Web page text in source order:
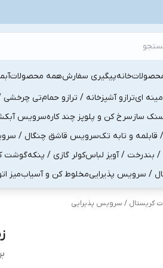
خانهپیگیری سفارشهمه محصولات
ایترازو آشپزخانه / ترازو حمامتی چرخشی /
سازسرخ کن و پلوپز چند کارهسرویس آبکش
و تابه تکسرویس قاشق چنگال /
بندرخت / آویز لباسکولر گازی / پنکهگوشت
/ سرویس پذیراییمخلوط کن و آسیابمیز
کریستال / سرویس پذیرایی